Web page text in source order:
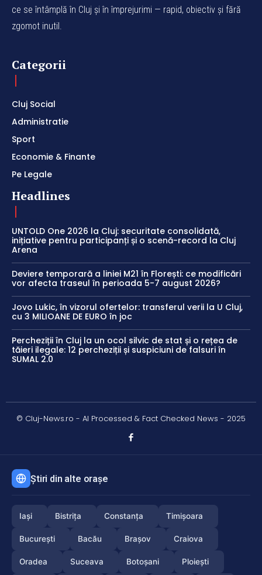
ce se întâmplă în Cluj și în împrejurimi — rapid, obiectiv și fără
zgomot inutil.
Categorii
Cluj Social
Administratie
Sport
Economie & Finante
Pe Legale
Headlines
UNTOLD One 2026 la Cluj: securitate consolidată,
inițiative pentru participanți și o scenă-record la Cluj
Arena
Deviere temporară a liniei M21 în Florești: ce modificări
vor afecta traseul în perioada 5-7 august 2026?
Jovo Lukic, în vizorul ofertelor: transferul verii la U Cluj,
cu 3 MILIOANE DE EURO în joc
Percheziții în Cluj la un ocol silvic de stat și o rețea de
tăieri ilegale: 12 percheziții și suspiciuni de falsuri în
SUMAL 2.0
© Cluj-News.ro - AI Processed & Fact Checked News - 2025
Știri din alte orașe
Iași Bistrița Constanța Timișoara
București Bacău Brașov Craiova
Oradea Suceava Botoșani Ploiești